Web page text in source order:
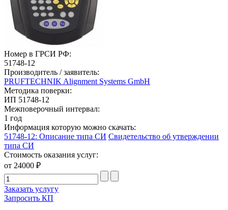
Номер в ГРСИ РФ:
51748-12
Производитель / заявитель:
PRUFTECHNIK Alignment Systems GmbH
Методика поверки:
ИП 51748-12
Межповерочный интервал:
1 год
Информация которую можно скачать:
51748-12: Описание типа СИ Свидетельство об утверждении
типа СИ
Стоимость оказания услуг:
от 24000 ₽
Заказать услугу
Запросить КП